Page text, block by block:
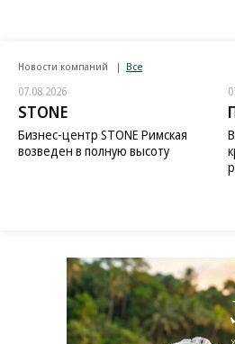
Новости компаний Все
07.08.2026
STONE
Бизнес-центр STONE Римская
возведен в полную высоту